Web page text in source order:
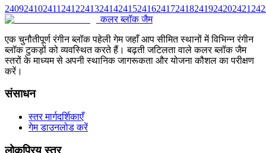
240924102411 2412241324142415241624172418241924202421
कलर ब्लॉक जैम
एक चुनौतीपूर्ण रंगीन ब्लॉक पहेली गेम जहाँ आप सीमित स्थानों में विभिन्न रंगीन
ब्लॉक टुकड़ों को व्यवस्थित करते हैं। बढ़ती जटिलता वाले कलर ब्लॉक जैम
स्तरों के माध्यम से अपनी स्थानिक जागरूकता और योजना कौशल का परीक्षण
करें।
संसाधन
स्तर मार्गदर्शिकाएँ
गेम डाउनलोड करें
लोकप्रिय स्तर